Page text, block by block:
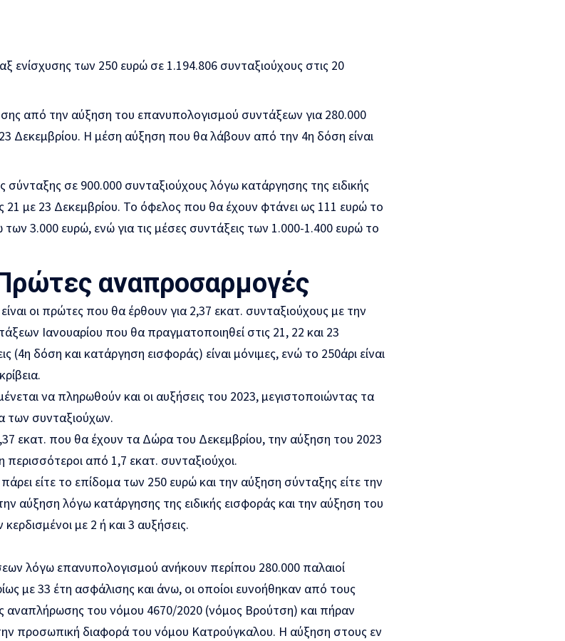
ενίσχυσης των 250 ευρώ σε 1.194.806 συνταξιούχους στις 20
από την αύξηση του επανυπολογισμού συντάξεων για 280.000
Δεκεμβρίου. Η μέση αύξηση που θα λάβουν από την 4η δόση είναι
σε 900.000 συνταξιούχους λόγω κατάργησης της ειδικής
21 με 23 Δεκεμβρίου. Το όφελος που θα έχουν φτάνει ως 111 ευρώ το
των 3.000 ευρώ, ενώ για τις μέσες συντάξεις των 1.000-1.400 ευρώ το
αναπροσαρμογές
είναι οι πρώτες που θα έρθουν για 2,37 εκατ. συνταξιούχους με την
Ιανουαρίου που θα πραγματοποιηθεί στις 21, 22 και 23
(4η δόση και κατάργηση εισφοράς) είναι μόνιμες, ενώ το 250άρι είναι
να πληρωθούν και οι αυξήσεις του 2023, μεγιστοποιώντας τα
των συνταξιούχων.
εκατ. που θα έχουν τα Δώρα του Δεκεμβρίου, την αύξηση του 2023
από 1,7 εκατ. συνταξιούχοι.
είτε το επίδομα των 250 ευρώ και την αύξηση σύνταξης είτε την
αύξηση λόγω κατάργησης της ειδικής εισφοράς και την αύξηση του
με 2 ή και 3 αυξήσεις.
λόγω επανυπολογισμού ανήκουν περίπου 280.000 παλαιοί
με 33 έτη ασφάλισης και άνω, οι οποίοι ευνοήθηκαν από τους
αναπλήρωσης του νόμου 4670/2020 (νόμος Βρούτση) και πήραν
προσωπική διαφορά του νόμου Κατρούγκαλου. Η αύξηση στους εν